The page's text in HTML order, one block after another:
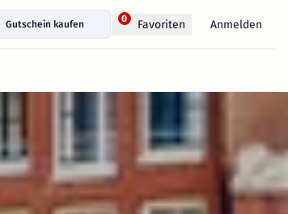
Gutschein kaufen
0 Favoriten Anmelden